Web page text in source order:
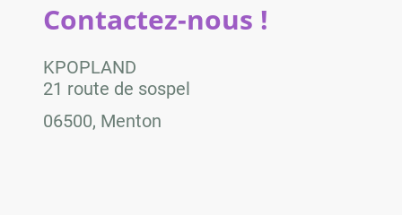
Contactez-nous !
KPOPLAND
21 route de sospel
06500, Menton